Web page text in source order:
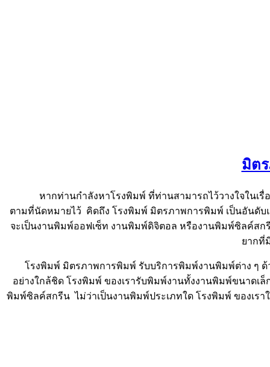
มิต
หากท่านกำลังหาโรงพิมพ์ ที่ท่านสามารถไว้วางใจในเรื่อ
ตามที่นัดหมายไว้ คิดถึง โรงพิมพ์ มิตรภาพการพิมพ์ เป็นอัน
จะเป็นงานพิมพ์ออฟเซ็ท งานพิมพ์ดิจิตอล หรืองานพิมพ์ซิลค์ส
ยากที่
โรงพิมพ์ มิตรภาพการพิมพ์ รับบริการพิมพ์งานพิมพ์ต่าง ๆ
อย่างใกล้ชิด โรงพิมพ์ ของเรารับพิมพ์งานทั้งงานพิมพ์ขนาด
พิมพ์ซิลค์สกรีน ไม่ว่าเป็นงานพิมพ์ประเภทใด โรงพิมพ์ ของเ